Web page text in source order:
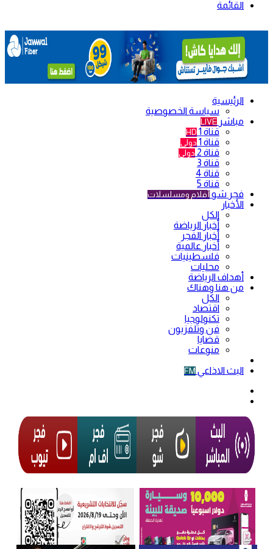
القائمة
الرئيسية
سياسة الخصوصية
مباشر LIVE
قناة 1 HD
قناة 1 دولي
قناة 2 دولي
قناة 3
قناة 4
قناة 5
فجر شو أفلام ومسلسلات
الأخبار
الكل
أخبار الرياضة
أخبار الفجر
أخبار عالمية
فلسطينيات
محليات
أهداف الرياضة
من هنا وهناك
الكل
اقتصاد
تكنولوجيا
فن وتلفزيون
قضايا
منوعات
البث الاذاعي FM